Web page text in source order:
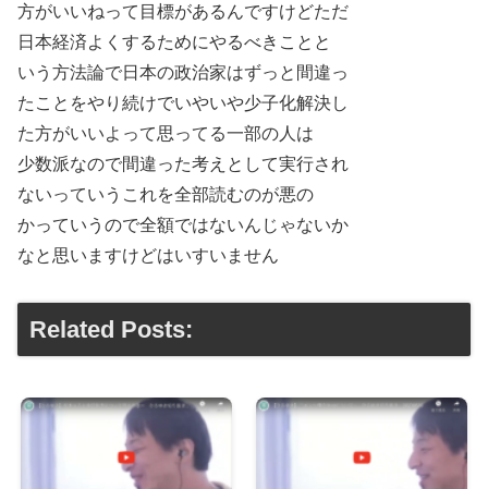
方がいいねって目標があるんですけどただ
日本経済よくするためにやるべきことと
いう方法論で日本の政治家はずっと間違っ
たことをやり続けでいやいや少子化解決し
た方がいいよって思ってる一部の人は
少数派なので間違った考えとして実行され
ないっていうこれを全部読むのが悪の
かっていうので全額ではないんじゃないか
なと思いますけどはいすいません
Related Posts: